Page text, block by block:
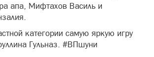
апа, Мифтахов Василь и
категории самую яркую игру
Гульназ. #ВПшуни